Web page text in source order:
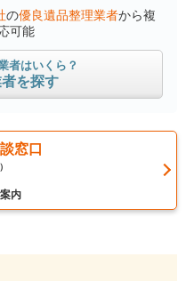
の優良遺品整理業者から複
可能
者はいくら？
を探す
窓口
内